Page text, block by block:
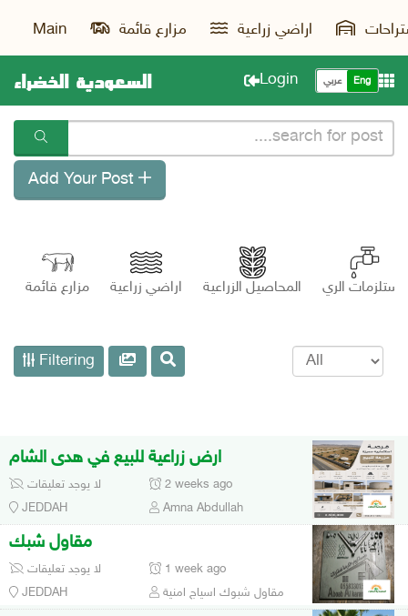
Main مزارع قائمة اراضي زراعية
السعودية الخضراء Login عربي Eng
Add Your Post
مزارع قائمة اراضي زراعية المحاصيل الزراعية مستلزمات الري
Filtering
ارض زراعية للبيع في هدى الشام
لا يوجد تعليقات
2 weeks ago
JEDDAH
Amna Abdullah
مقاول شبك
لا يوجد تعليقات
1 week ago
JEDDAH
مقاول شبوك اسياج امنية